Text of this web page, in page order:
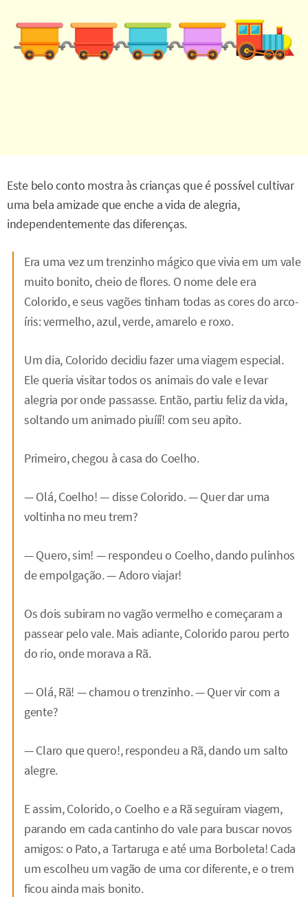
Este belo conto mostra às crianças que é possível cultivar
uma bela amizade que enche a vida de alegria,
independentemente das diferenças.
Era uma vez um trenzinho mágico que vivia em um vale
muito bonito, cheio de flores. O nome dele era
Colorido, e seus vagões tinham todas as cores do arco-
íris: vermelho, azul, verde, amarelo e roxo.
Um dia, Colorido decidiu fazer uma viagem especial.
Ele queria visitar todos os animais do vale e levar
alegria por onde passasse. Então, partiu feliz da vida,
soltando um animado piuííí! com seu apito.
Primeiro, chegou à casa do Coelho.
— Olá, Coelho! — disse Colorido. — Quer dar uma
voltinha no meu trem?
— Quero, sim! — respondeu o Coelho, dando pulinhos
de empolgação. — Adoro viajar!
Os dois subiram no vagão vermelho e começaram a
passear pelo vale. Mais adiante, Colorido parou perto
do rio, onde morava a Rã.
— Olá, Rã! — chamou o trenzinho. — Quer vir com a
gente?
— Claro que quero!, respondeu a Rã, dando um salto
alegre.
E assim, Colorido, o Coelho e a Rã seguiram viagem,
parando em cada cantinho do vale para buscar novos
amigos: o Pato, a Tartaruga e até uma Borboleta! Cada
um escolheu um vagão de uma cor diferente, e o trem
ficou ainda mais bonito.